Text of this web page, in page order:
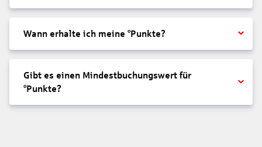
Wann erhalte ich meine °Punkte?
Gibt es einen Mindestbuchungswert für
°Punkte?